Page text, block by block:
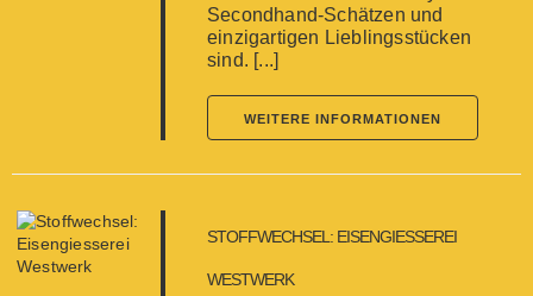
Secondhand-Schätzen und
einzigartigen Lieblingsstücken
sind. [...]
WEITERE INFORMATIONEN
STOFFWECHSEL: EISENGIESSEREI
WESTWERK